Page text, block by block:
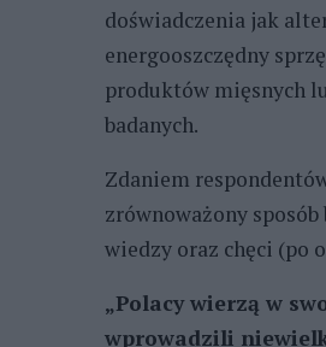
doświadczenia jak
energooszczędny
produktów mięsnych
badanych.
Zdaniem
zrównoważony
wiedzy oraz chęci (po
„Polacy wierzą w
wprowadzili